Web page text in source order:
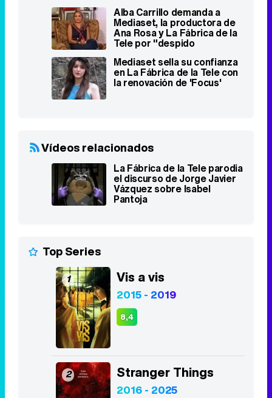
Alba Carrillo demanda a
Mediaset, la productora de
Ana Rosa y La Fábrica de la
Tele por "despido
improcedente"
Mediaset sella su confianza
en La Fábrica de la Tele con
la renovación de 'Focus'
Vídeos relacionados
La Fábrica de la Tele parodia
el discurso de Jorge Javier
Vázquez sobre Isabel
Pantoja
Top Series
1 Vis a vis
2015 - 2019
8,4
2 Stranger Things
2016 - 2025